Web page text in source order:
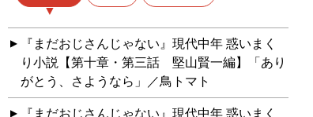
『まだおじさんじゃない』現代中年 惑いまく
り小説【第十章・第三話 堅山賢一編】「あり
がとう、さようなら」／鳥トマト
『まだおじさんじゃない』現代中年 惑いまく